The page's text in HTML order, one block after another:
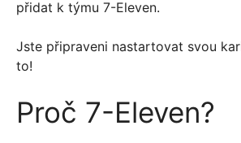
přidat k týmu 7-Eleven.
Jste připraveni nastartovat svou
to!
Proč 7-Eleven?